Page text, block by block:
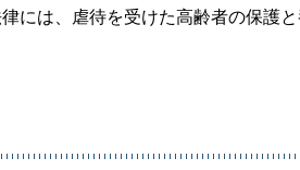
には、虐待を受けた高齢者の保護